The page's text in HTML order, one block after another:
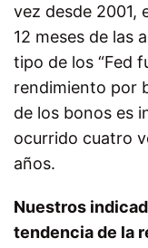
vez desde 2001,
12 meses de las
tipo de los “Fed
rendimiento por
de los bonos es
ocurrido cuatro
años.
Nuestros
tendencia de la